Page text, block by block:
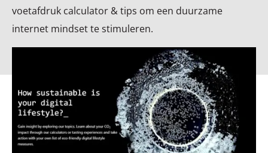
voetafdruk calculator & tips om een duurzame
internet mindset te stimuleren.